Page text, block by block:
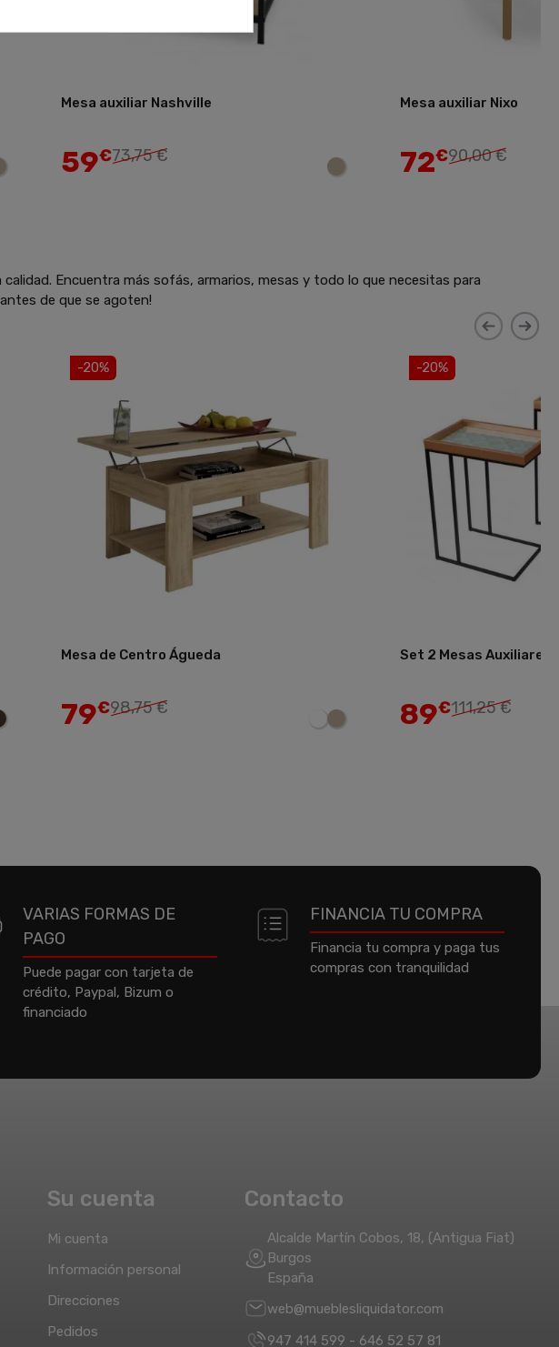
Mesa auxiliar Nashville
59€73,75 €
Mesa auxiliar Nixo
72€90,00 €
Encuentra más sofás, armarios, mesas y todo lo que necesitas para
de que se agoten!
Mesa de Centro Águeda
79€98,75 €
-20%
Set 2 Mesas Auxiliares
89€111,25 €
-20%
VARIAS FORMAS DE
PAGO
Puede pagar con tarjeta de
crédito, Paypal, Bizum o
financiado
FINANCIA TU COMPRA
Financia tu compra y paga tus
compras con tranquilidad
Su cuenta
Mi cuenta
Información personal
Direcciones
Pedidos
Contacto
Alcalde Martín Cobos, 18, (Antigua Fiat)
Burgos
España
web@mueblesliquidator.com
947 414 599 - 646 52 57 81